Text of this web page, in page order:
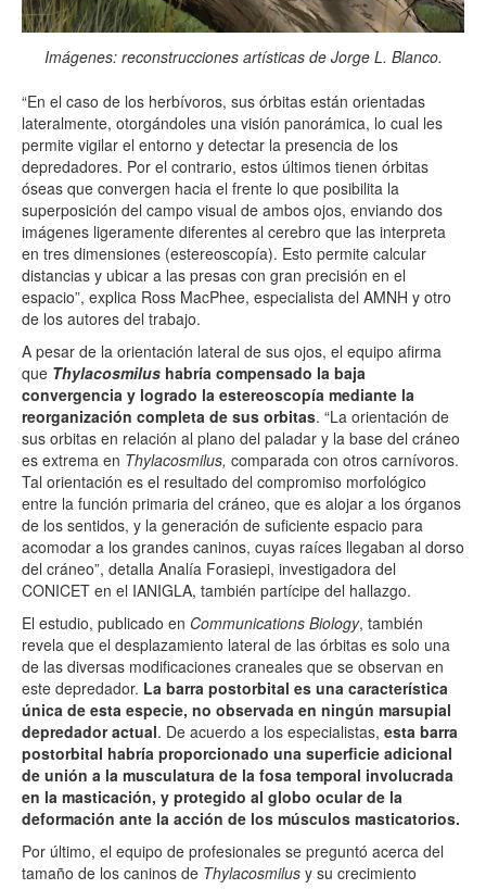
Imágenes: reconstrucciones artísticas de Jorge L. Blanco.
“En el caso de los herbívoros, sus órbitas están orientadas
lateralmente, otorgándoles una visión panorámica, lo cual les
permite vigilar el entorno y detectar la presencia de los
depredadores. Por el contrario, estos últimos tienen órbitas
óseas que convergen hacia el frente lo que posibilita la
superposición del campo visual de ambos ojos, enviando dos
imágenes ligeramente diferentes al cerebro que las interpreta
en tres dimensiones (estereoscopía). Esto permite calcular
distancias y ubicar a las presas con gran precisión en el
espacio”, explica Ross MacPhee, especialista del AMNH y otro
de los autores del trabajo.
A pesar de la orientación lateral de sus ojos, el equipo afirma
que Thylacosmilus habría compensado la baja
convergencia y logrado la estereoscopía mediante la
reorganización completa de sus orbitas. “La orientación de
sus orbitas en relación al plano del paladar y la base del cráneo
es extrema en Thylacosmilus, comparada con otros carnívoros.
Tal orientación es el resultado del compromiso morfológico
entre la función primaria del cráneo, que es alojar a los órganos
de los sentidos, y la generación de suficiente espacio para
acomodar a los grandes caninos, cuyas raíces llegaban al dorso
del cráneo”, detalla Analía Forasiepi, investigadora del
CONICET en el IANIGLA, también partícipe del hallazgo.
El estudio, publicado en Communications Biology, también
revela que el desplazamiento lateral de las órbitas es solo una
de las diversas modificaciones craneales que se observan en
este depredador. La barra postorbital es una característica
única de esta especie, no observada en ningún marsupial
depredador actual. De acuerdo a los especialistas, esta barra
postorbital habría proporcionado una superficie adicional
de unión a la musculatura de la fosa temporal involucrada
en la masticación, y protegido al globo ocular de la
deformación ante la acción de los músculos masticatorios.
Por último, el equipo de profesionales se preguntó acerca del
tamaño de los caninos de Thylacosmilus y su crecimiento